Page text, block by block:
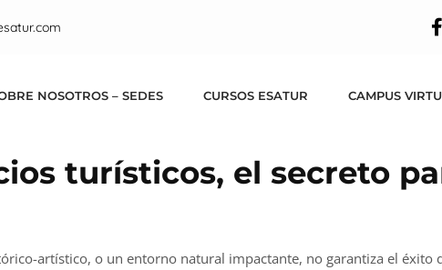
NOSOTROS – SEDES CURSOS ESATUR CAMPUS
turísticos, el secreto
artístico, o un entorno natural impactante, no garantiza el éxito